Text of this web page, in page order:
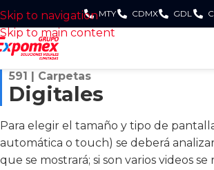
Skip to navigation
Skip to main content
MTY CDMX GDL
591 | Carpetas
Digitales
Para elegir el tamaño y tipo de
automática o touch) se deberá
que se mostrará; si son varios videos